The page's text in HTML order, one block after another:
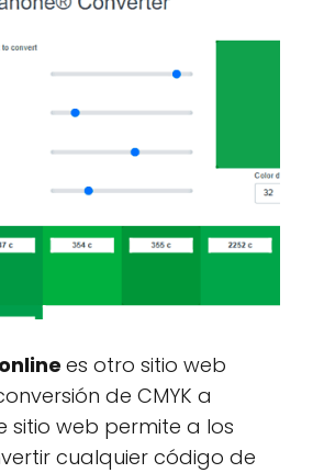
es otro sitio web
de CMYK a
sitio web permite a los
cualquier código de